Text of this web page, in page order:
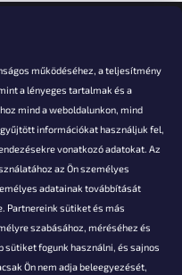
működéséhez, a teljesítmény
a lényeges tartalmak és a
mind a weboldalunkon, mind
információkat használjuk fel,
vonatkozó adatokat. Az
az Ön személyes
adatainak továbbítását
Partnereink sütiket és más
szabásához, méréséhez és
sütiket fogunk használni, és sajnos
Ön nem adja beleegyezését,